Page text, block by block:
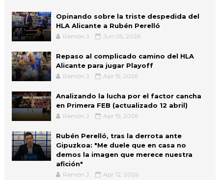
Opinando sobre la triste despedida del
HLA Alicante a Rubén Perelló
Ramón J. Jun 05, 2026
Repaso al complicado camino del HLA
Alicante para jugar Playoff
Ramón J. Apr 15, 2026
Analizando la lucha por el factor cancha
en Primera FEB (actualizado 12 abril)
Ramón J. Apr 15, 2026
Rubén Perelló, tras la derrota ante
Gipuzkoa: "Me duele que en casa no
demos la imagen que merece nuestra
afición"
Ramón J. Apr 12, 2026